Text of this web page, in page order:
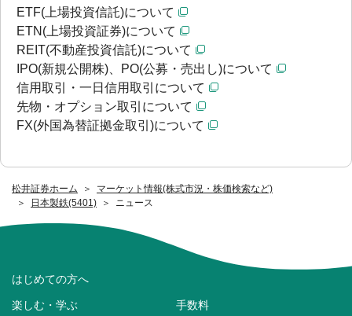
松井証券ホーム
マーケット情報(株式市況・株価検索など)
日本製鉄(5401)
ニュース
ETF(上場投資信託)について
ETN(上場投資証券)について
REIT(不動産投資信託)について
IPO(新規公開株)、PO(公募・売出し)について
信用取引・一日信用取引について
先物・オプション取引について
FX(外国為替証拠金取引)について
はじめての方へ
楽しむ・学ぶ 手数料